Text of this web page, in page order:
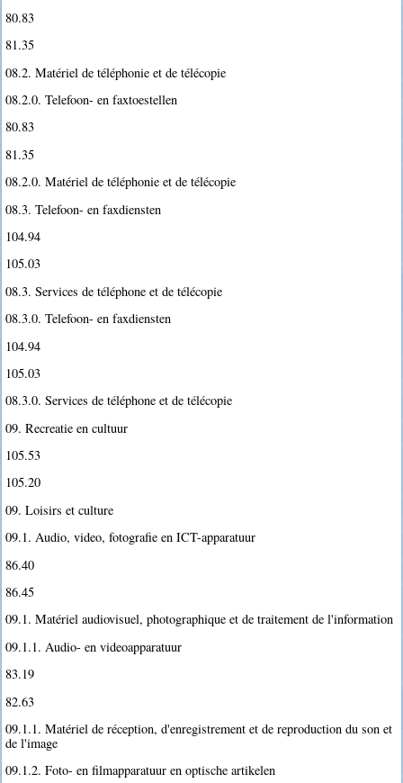
80.83
81.35
08.2. Matériel de téléphonie et de télécopie
08.2.0. Telefoon- en faxtoestellen
80.83
81.35
08.2.0. Matériel de téléphonie et de télécopie
08.3. Telefoon- en faxdiensten
104.94
105.03
08.3. Services de téléphone et de télécopie
08.3.0. Telefoon- en faxdiensten
104.94
105.03
08.3.0. Services de téléphone et de télécopie
09. Recreatie en cultuur
105.53
105.20
09. Loisirs et culture
09.1. Audio, video, fotografie en ICT-apparatuur
86.40
86.45
09.1. Matériel audiovisuel, photographique et de traitement de l'information
09.1.1. Audio- en videoapparatuur
83.19
82.63
09.1.1. Matériel de réception, d'enregistrement et de reproduction du son et
de l'image
09.1.2. Foto- en filmapparatuur en optische artikelen